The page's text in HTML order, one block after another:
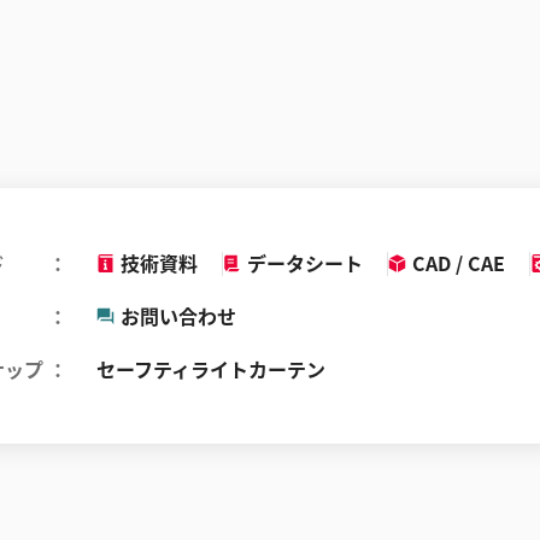
技術資料 データシート CAD / CAE
お問い合わせ
プ
セーフティライトカーテン